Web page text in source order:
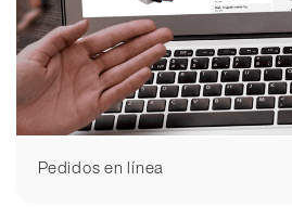
Pedidos en línea